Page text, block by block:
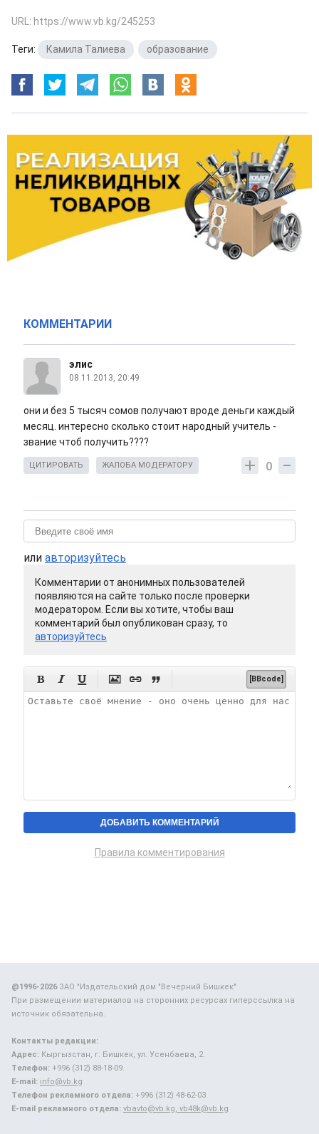
URL: https://www.vb.kg/245253
Теги: Камила Талиева образование
КОММЕНТАРИИ
элис
08.11.2013, 20:49
они и без 5 тысяч сомов получают вроде деньги каждый
месяц. интересно сколько стоит народный учитель -
звание чтоб получить????
0
ЦИТИРОВАТЬ ЖАЛОБА МОДЕРАТОРУ
или авторизуйтесь
Комментарии от анонимных пользователей
появляются на сайте только после проверки
модератором. Если вы хотите, чтобы ваш
комментарий был опубликован сразу, то
авторизуйтесь
      [BBcode]
Правила комментирования
@1996-2026ЗАО "Издательский дом "Вечерний Бишкек"
При размещении материалов на сторонних ресурсах гиперссылка на
источник обязательна.
Контакты редакции:
Адрес: Кыргызстан, г. Бишкек, ул. Усенбаева, 2.
Телефон: +996 (312) 88-18-09.
E-mail: info@vb.kg
Телефон рекламного отдела: +996 (312) 48-62-03.
E-mail рекламного отдела: vbavto@vb.kg, vb48k@vb.kg